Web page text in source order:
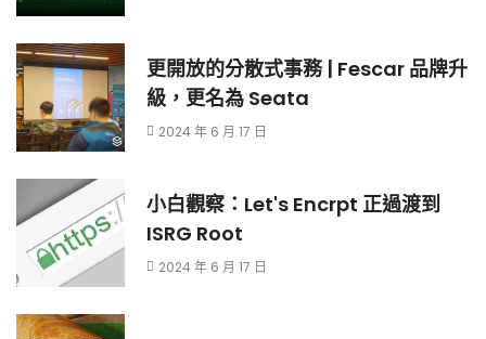
更開放的分散式事務 | Fescar 品牌升
級，更名為 Seata
2024 年 6 月 17 日
小白觀察：Let's Encrpt 正過渡到
ISRG Root
2024 年 6 月 17 日